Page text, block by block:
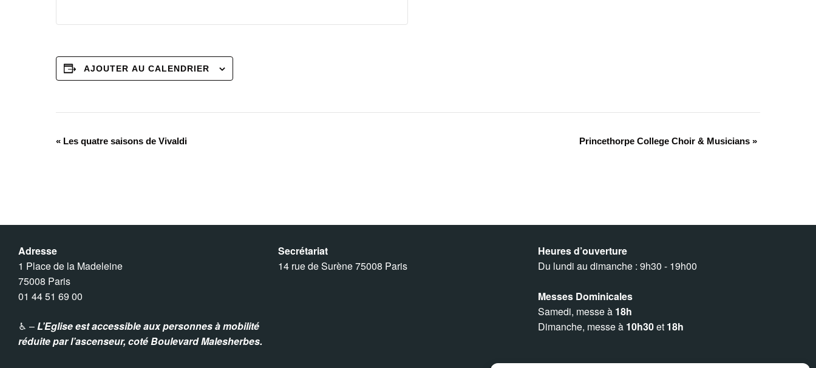
AJOUTER AU CALENDRIER
N
g
a
t
« Les quatre saisons de Vivaldi Princethorpe College Choir & Musicians »
Adresse
1 Place de la Madeleine
75008 Paris
01 44 51 69 00
♿︎ –L’Eglise est accessible aux personnes à mobilité
réduite par l’ascenseur, coté Boulevard Malesherbes.
Secrétariat
14 rue de Surène 75008 Paris
Heures d’ouverture
Du lundi au dimanche : 9h30 - 19h00
Messes Dominicales
Samedi, messe à 18h
Dimanche, messe à 10h30et 18h